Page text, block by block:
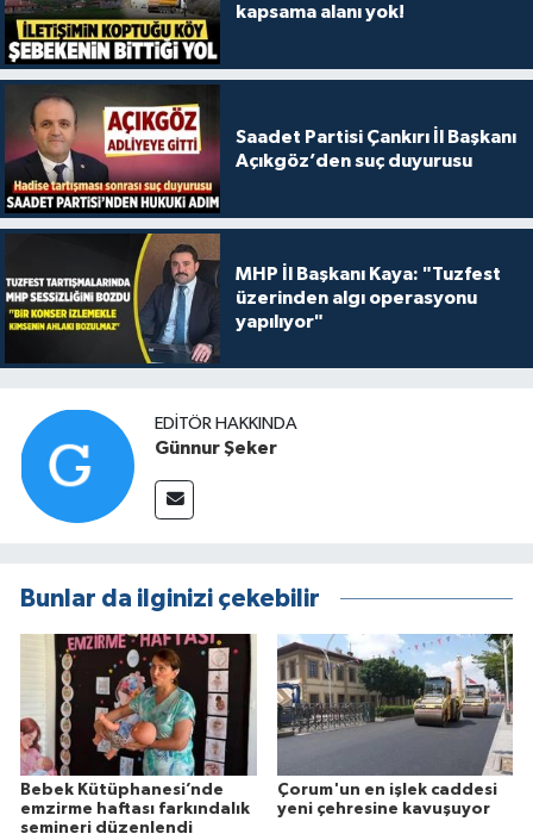
kapsama alanı yok!
Saadet Partisi Çankırı İl Başkanı
Açıkgöz’den suç duyurusu
MHP İl Başkanı Kaya: "Tuzfest
üzerinden algı operasyonu
yapılıyor"
EDITÖR HAKKINDA
Günnur Şeker
Bunlar da ilginizi çekebilir
Bebek Kütüphanesi’nde
emzirme haftası farkındalık
semineri düzenlendi
Çorum'un en işlek caddesi
yeni çehresine kavuşuyor